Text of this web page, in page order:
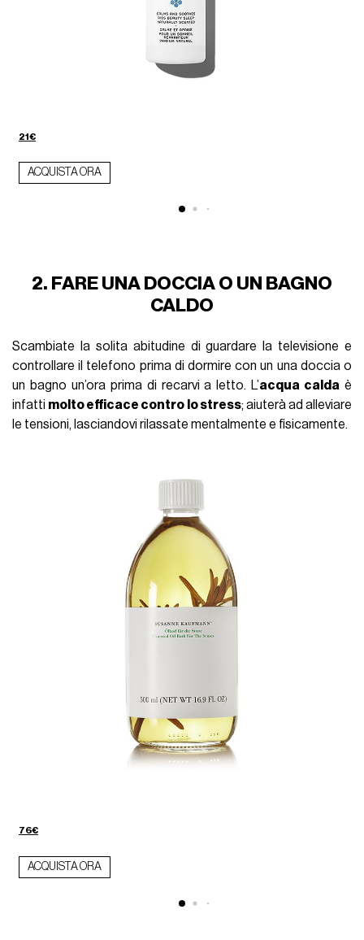
21€
ACQUISTA ORA
2. FARE UNA DOCCIA O UN BAGNO
CALDO
Scambiate la solita abitudine di guardare la televisione e
controllare il telefono prima di dormire con un una doccia o
un bagno un’ora prima di recarvi a letto. L’acqua calda è
infatti molto efficace contro lo stress; aiuterà ad alleviare
le tensioni, lasciandovi rilassate mentalmente e fisicamente.
76€
ACQUISTA ORA